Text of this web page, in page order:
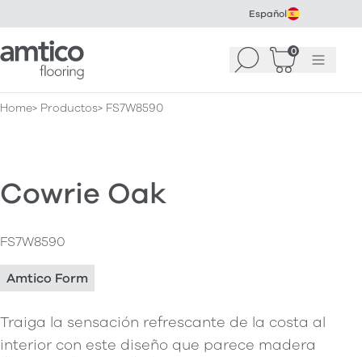
Español
Amtico Flooring Buscar 0
Cesta (0)
Menú
Home Productos FS7W8590
Cowrie Oak
FS7W8590
Amtico Form
Traiga la sensación refrescante de la costa al
interior con este diseño que parece madera